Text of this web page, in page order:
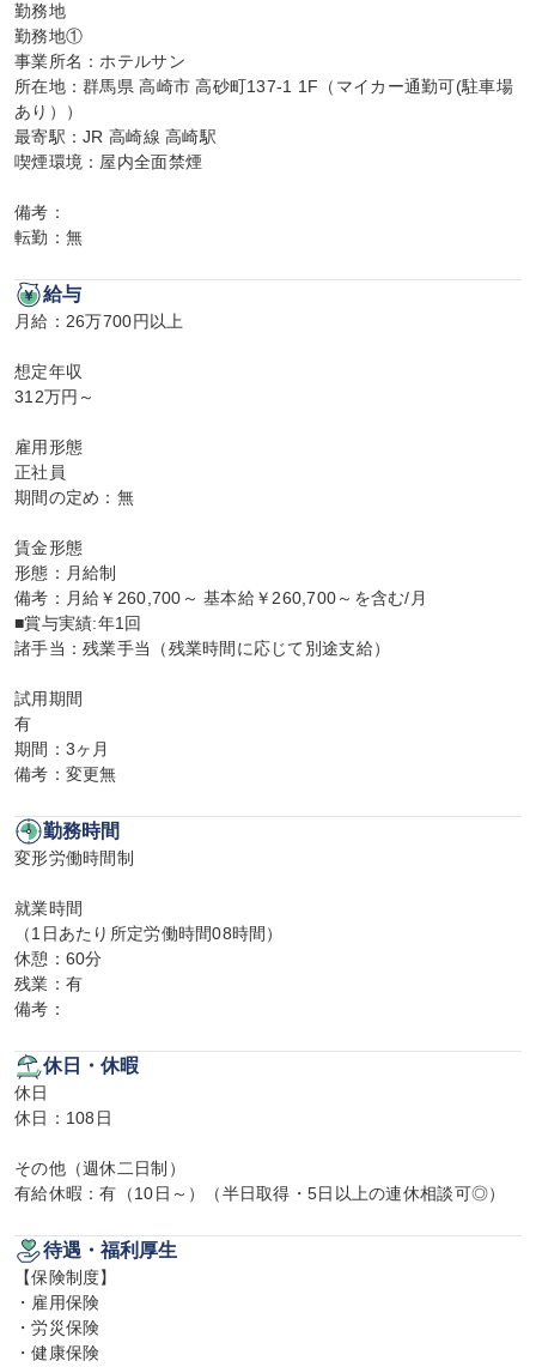
勤務地
勤務地①
事業所名：ホテルサン
所在地：群馬県 高崎市 高砂町137-1 1F（マイカー通勤可(駐車場
あり））
最寄駅：JR 高崎線 高崎駅
喫煙環境：屋内全面禁煙
備考：
転勤：無
給与
月給：26万700円以上
想定年収
312万円～
雇用形態
正社員
期間の定め：無
賃金形態
形態：月給制
備考：月給￥260,700～ 基本給￥260,700～を含む/月
■賞与実績:年1回
諸手当：残業手当（残業時間に応じて別途支給）
試用期間
有
期間：3ヶ月
備考：変更無
勤務時間
変形労働時間制
就業時間
（1日あたり所定労働時間08時間）
休憩：60分
残業：有
備考：
休日・休暇
休日
休日：108日
その他（週休二日制）
有給休暇：有（10日～）（半日取得・5日以上の連休相談可◎）
待遇・福利厚生
【保険制度】
・雇用保険
・労災保険
・健康保険